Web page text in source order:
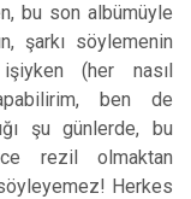
bu son albümüyle
şarkı söylemenin
(her nasıl
ben de
şu günlerde, bu
rezil olmaktan
Herkes